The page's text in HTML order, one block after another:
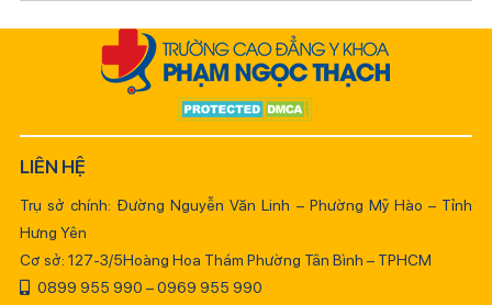
LIÊN HỆ
Trụ sở chính: Đường Nguyễn Văn Linh – Phường Mỹ Hào – Tỉnh
Hưng Yên
Cơ sở: 127-3/5Hoàng Hoa Thám Phường Tân Bình – TPHCM
0899 955 990 – 0969 955 990